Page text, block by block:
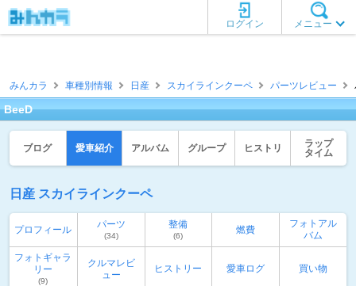
メニュー
ログイン
みんカラ 車種別情報 日産 スカイラインクーペ パーツレビュー
BeeD
ブログ 愛車紹介 アルバム グループ ヒストリ
ラップ
タイム
日産 スカイラインクーペ
プロフィール パーツ
(34)
整備
(6)
燃費
フォトアル
バム
フォトギャラ
リー
(9)
クルマレビ
ュー
ヒストリー 愛車ログ 買い物